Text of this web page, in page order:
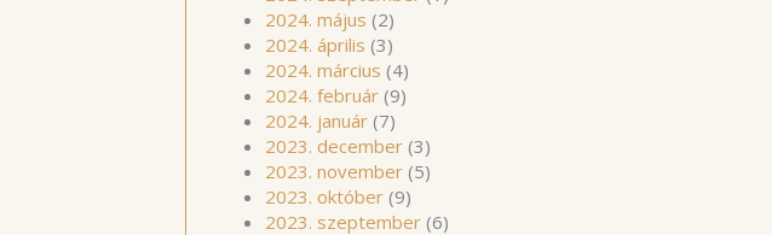
2024. május (2)
2024. április (3)
2024. március (4)
2024. február(9)
2024. január(7)
2023. december(3)
2023. november(5)
2023. október(9)
2023. szeptember(6)